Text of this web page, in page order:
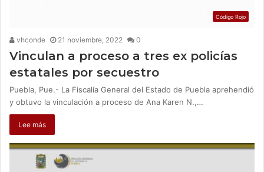
Código Rojo
vhconde 21 noviembre, 2022 0
Vinculan a proceso a tres ex policías
estatales por secuestro
Puebla, Pue.- La Fiscalía General del Estado de Puebla aprehendió
y obtuvo la vinculación a proceso de Ana Karen N.,…
Lee más